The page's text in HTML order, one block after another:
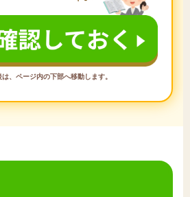
、ページ内の下部へ移動します。